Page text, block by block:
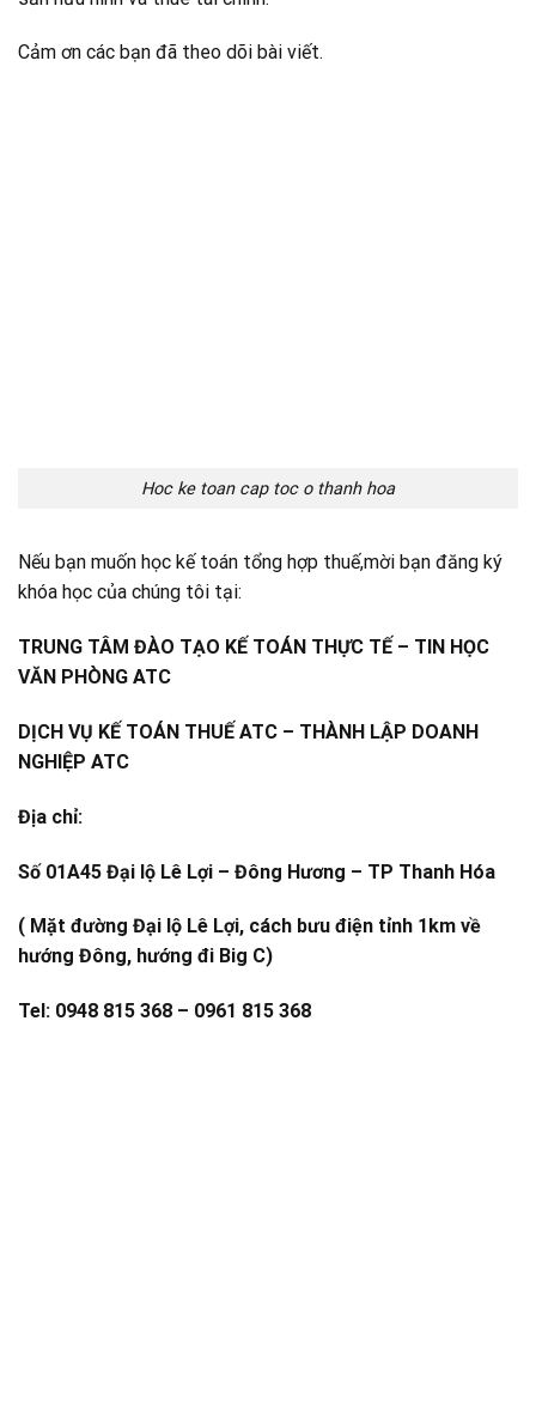
Cảm ơn các bạn đã theo dõi bài viết.
Hoc ke toan cap toc o thanh hoa
Nếu bạn muốn học kế toán tổng hợp thuế,mời bạn đăng ký
khóa học của chúng tôi tại:
TRUNG TÂM ĐÀO TẠO KẾ TOÁN THỰC TẾ – TIN HỌC
VĂN PHÒNG ATC
DỊCH VỤ KẾ TOÁN THUẾ ATC – THÀNH LẬP DOANH
NGHIỆP ATC
Địa chỉ:
Số 01A45 Đại lộ Lê Lợi – Đông Hương – TP Thanh Hóa
( Mặt đường Đại lộ Lê Lợi, cách bưu điện tỉnh 1km về
hướng Đông, hướng đi Big C)
Tel: 0948 815 368 – 0961 815 368